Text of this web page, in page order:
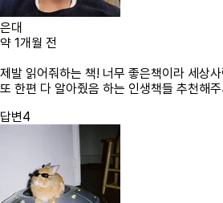
은대
약 1개월 전
제발 읽어줘하는 책! 너무 좋은책이라 세상
또 한편 다 알아줬음 하는 인생책들 추천해
답변4